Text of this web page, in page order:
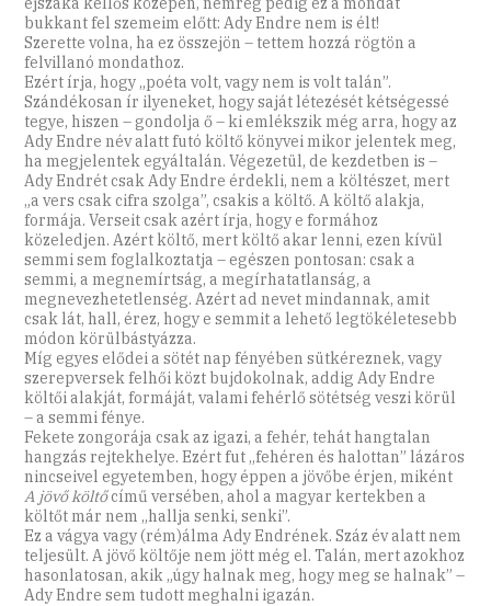
bukkant fel szemeim előtt: Ady Endre nem is élt!
Szerette volna, ha ez összejön – tettem hozzá rögtön a
felvillanó mondathoz.
Ezért írja, hogy „poéta volt, vagy nem is volt talán”.
Szándékosan ír ilyeneket, hogy saját létezését kétségessé
tegye, hiszen – gondolja ő – ki emlékszik még arra, hogy az
Ady Endre név alatt futó költő könyvei mikor jelentek meg,
ha megjelentek egyáltalán. Végezetül, de kezdetben is –
Ady Endrét csak Ady Endre érdekli, nem a költészet, mert
„a vers csak cifra szolga”, csakis a költő. A költő alakja,
formája. Verseit csak azért írja, hogy e formához
közeledjen. Azért költő, mert költő akar lenni, ezen kívül
semmi sem foglalkoztatja – egészen pontosan: csak a
semmi, a megnemírtság, a megírhatatlanság, a
megnevezhetetlenség. Azért ad nevet mindannak, amit
csak lát, hall, érez, hogy e semmit a lehető legtökéletesebb
módon körülbástyázza.
Míg egyes elődei a sötét nap fényében sütkéreznek, vagy
szerepversek felhői közt bujdokolnak, addig Ady Endre
költői alakját, formáját, valami fehérlő sötétség veszi körül
– a semmi fénye.
Fekete zongorája csak az igazi, a fehér, tehát hangtalan
hangzás rejtekhelye. Ezért fut „fehéren és halottan” lázáros
nincseivel egyetemben, hogy éppen a jövőbe érjen, miként
A jövő költőcímű versében, ahol a magyar kertekben a
költőt már nem „hallja senki, senki”.
Ez a vágya vagy (rém)álma Ady Endrének. Száz év alatt nem
teljesült. A jövő költője nem jött még el. Talán, mert azokhoz
hasonlatosan, akik „úgy halnak meg, hogy meg se halnak” –
Ady Endre sem tudott meghalni igazán.